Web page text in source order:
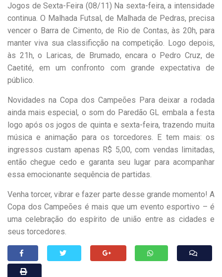
Jogos de Sexta-Feira (08/11) Na sexta-feira, a intensidade
continua. O Malhada Futsal, de Malhada de Pedras, precisa
vencer o Barra de Cimento, de Rio de Contas, às 20h, para
manter viva sua classificção na competição. Logo depois,
às 21h, o Laricas, de Brumado, encara o Pedro Cruz, de
Caetité, em um confronto com grande expectativa de
público.
Novidades na Copa dos Campeões Para deixar a rodada
ainda mais especial, o som do Paredão GL embala a festa
logo após os jogos de quinta e sexta-feira, trazendo muita
música e animação para os torcedores. E tem mais: os
ingressos custam apenas R$ 5,00, com vendas limitadas,
então chegue cedo e garanta seu lugar para acompanhar
essa emocionante sequência de partidas.
Venha torcer, vibrar e fazer parte desse grande momento! A
Copa dos Campeões é mais que um evento esportivo – é
uma celebração do espírito de união entre as cidades e
seus torcedores.